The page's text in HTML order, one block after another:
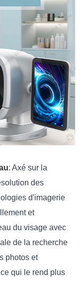
: Axé sur la
des
d'imagerie
et
du visage avec
de la recherche
photos et
qui le rend plus